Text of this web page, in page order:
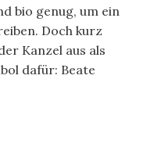
bio genug, um ein
Doch kurz
Kanzel aus als
dafür: Beate